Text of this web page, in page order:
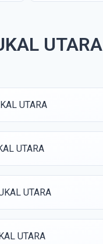
UTARA
UTARA
UTARA
UTARA
UTARA